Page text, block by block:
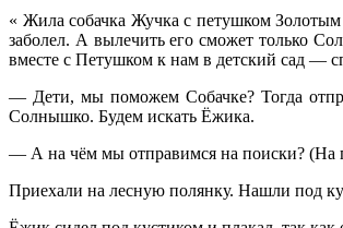
« Жила собачка Жучка с петушком
заболел. А вылечить его сможет только
вместе с Петушком к нам в детский сад —
— Дети, мы поможем Собачке? Тогда
Солнышко. Будем искать Ёжика.
— А на чём мы отправимся на поиски? (На
Приехали на лесную полянку. Нашли под